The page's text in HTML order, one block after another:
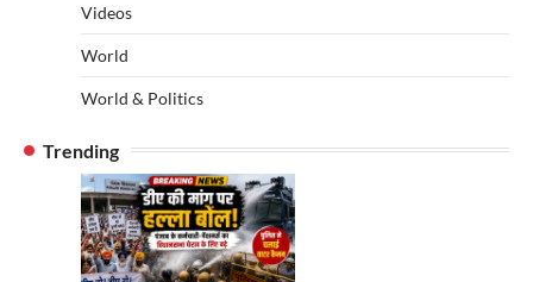
Videos
World
World & Politics
Trending